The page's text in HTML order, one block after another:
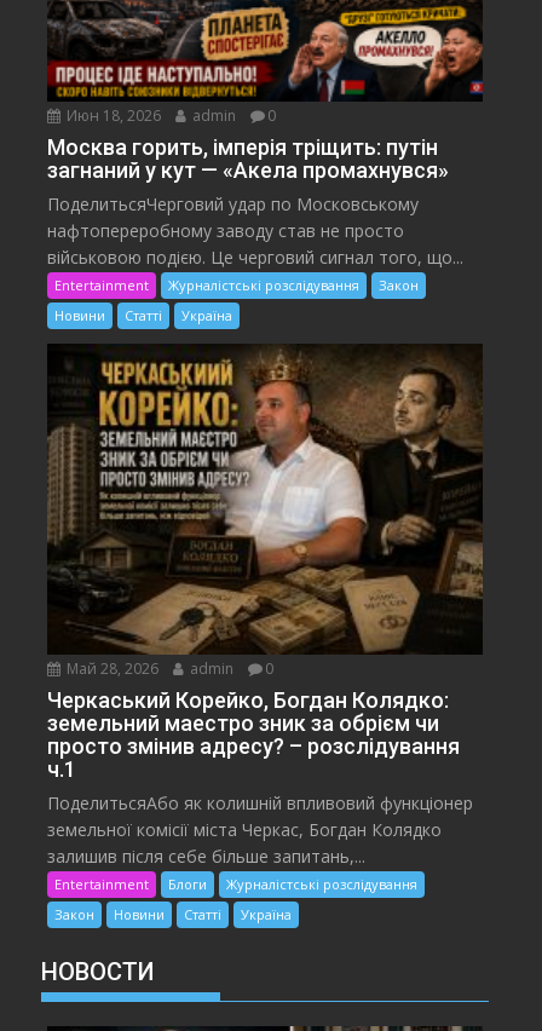
Июн 18, 2026 admin 0
Москва горить, імперія тріщить: путін
загнаний у кут — «Акела промахнувся»
ПоделитьсяЧерговий удар по Московському
нафтопереробному заводу став не просто
військовою подією. Це черговий сигнал того, що...
Entertainment Журналістські розслідування
Закон
Новини
Статті Україна
Май 28, 2026 admin 0
Черкаський Корейко, Богдан Колядко:
земельний маестро зник за обрієм чи
просто змінив адресу? – розслідування
ч.1
ПоделитьсяАбо як колишній впливовий функціонер
земельної комісії міста Черкас, Богдан Колядко
залишив після себе більше запитань,...
Entertainment Блоги
Журналістські розслідування
Закон
Новини Статті Україна
НОВОСТИ